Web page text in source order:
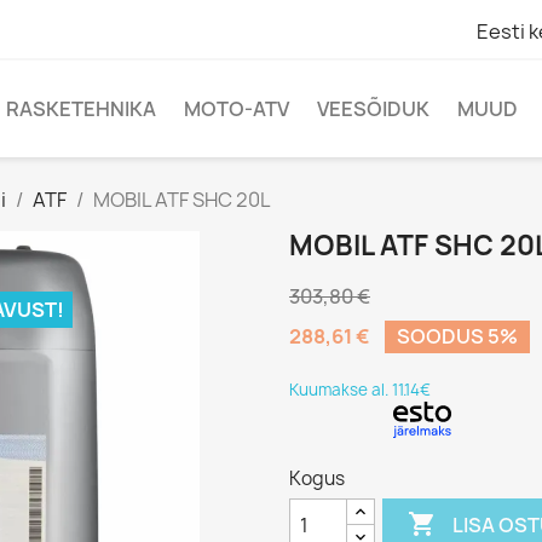
Eesti
RASKETEHNIKA MOTO-ATV VEESÕIDUK MUUD
ATF MOBIL ATF SHC 20L
MOBIL ATF SHC
303,80 €
288,61 €
SOODUS 5%
Kuumakse al. 11.14€
Kogus
 LISA